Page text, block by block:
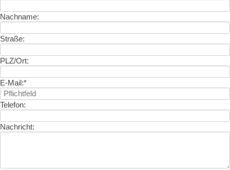
Nachname:
Straße:
PLZ/Ort:
E-Mail:*
Telefon:
Nachricht: